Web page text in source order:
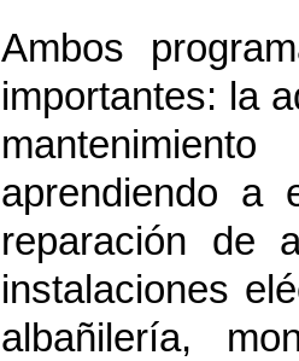
Ambos
importantes: la
aprendiendo a
reparación de
instalaciones
albañilería,